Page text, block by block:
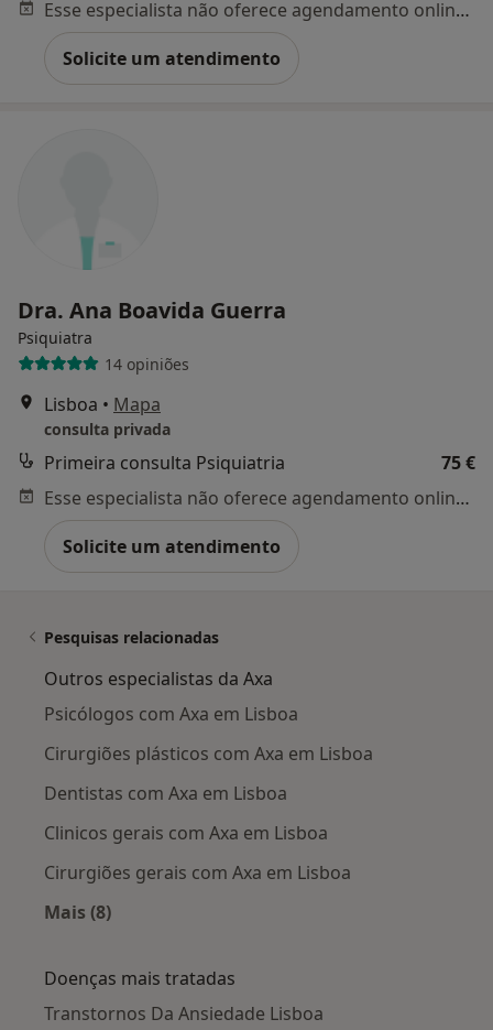
Esse especialista não oferece agendamento online para esse endereço.
Solicite um atendimento
Dra. Ana Boavida Guerra
Psiquiatra
14 opiniões
Lisboa • Mapa
consulta privada
Primeira consulta Psiquiatria
75 €
Esse especialista não oferece agendamento online para esse endereço.
Solicite um atendimento
Pesquisas relacionadas
Outros especialistas da Axa
Psicólogos com Axa em Lisboa
Cirurgiões plásticos com Axa em Lisboa
Dentistas com Axa em Lisboa
Clinicos gerais com Axa em Lisboa
Cirurgiões gerais com Axa em Lisboa
Mais (8)
Doenças mais tratadas
Transtornos Da Ansiedade Lisboa